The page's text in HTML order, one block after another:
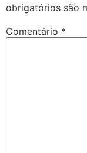
obrigatórios são
Comentário *